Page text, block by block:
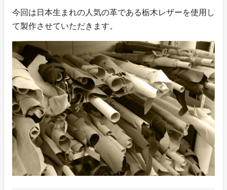
今回は日本生まれの人気の革である栃木レザーを使用し
て製作させていただきます。